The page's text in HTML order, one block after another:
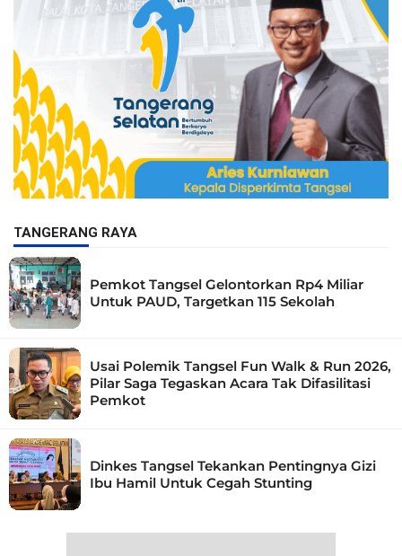
TANGERANG RAYA
Pemkot Tangsel Gelontorkan Rp4 Miliar
Untuk PAUD, Targetkan 115 Sekolah
Usai Polemik Tangsel Fun Walk & Run 2026,
Pilar Saga Tegaskan Acara Tak Difasilitasi
Pemkot
Dinkes Tangsel Tekankan Pentingnya Gizi
Ibu Hamil Untuk Cegah Stunting